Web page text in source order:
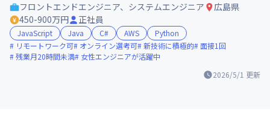
2026/5/1 更新
フロントエンドエンジニア、システムエンジニア
広島県
450-900万円
正社員
JavaScript Java C# AWS
Python
リモートワーク可
オンライン選考可 新技術に積極的
面接1回
残業月20時間未満
女性エンジニアが活躍中